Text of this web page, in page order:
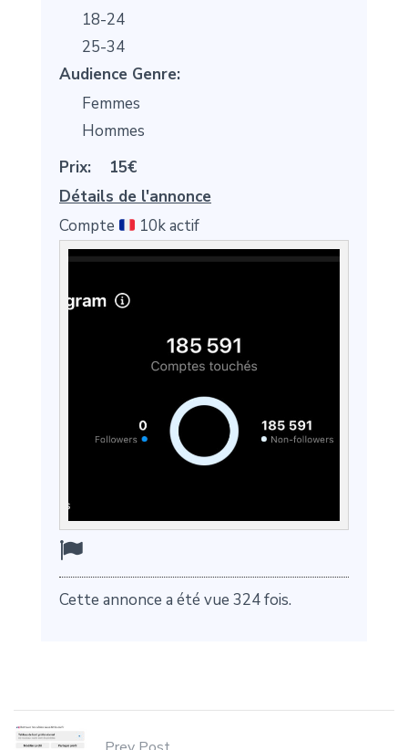
18-24
25-34
Audience Genre:
Femmes
Hommes
Prix:
15€
Détails de l'annonce
Compte
10k actif
Cette annonce a été vue 324 fois.